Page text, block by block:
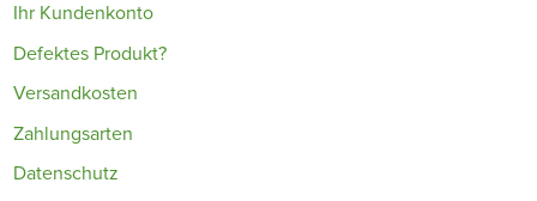
Ihr Kundenkonto
Defektes Produkt?
Versandkosten
Zahlungsarten
Datenschutz